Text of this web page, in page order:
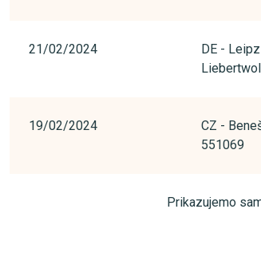
21/02/2024
DE -
19/02/2024
CZ -
551069
Prikazujemo